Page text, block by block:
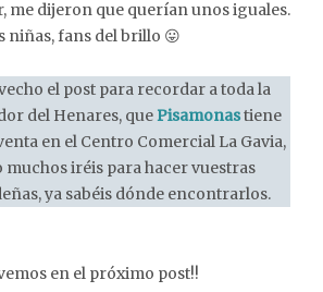
me dijeron que querían unos iguales.
niñas, fans del brillo 😛
el post para recordar a toda la
del Henares, quePisamonastiene
en el Centro Comercial La Gavia,
muchos iréis para hacer vuestras
ya sabéis dónde encontrarlos.
en el próximo post!!